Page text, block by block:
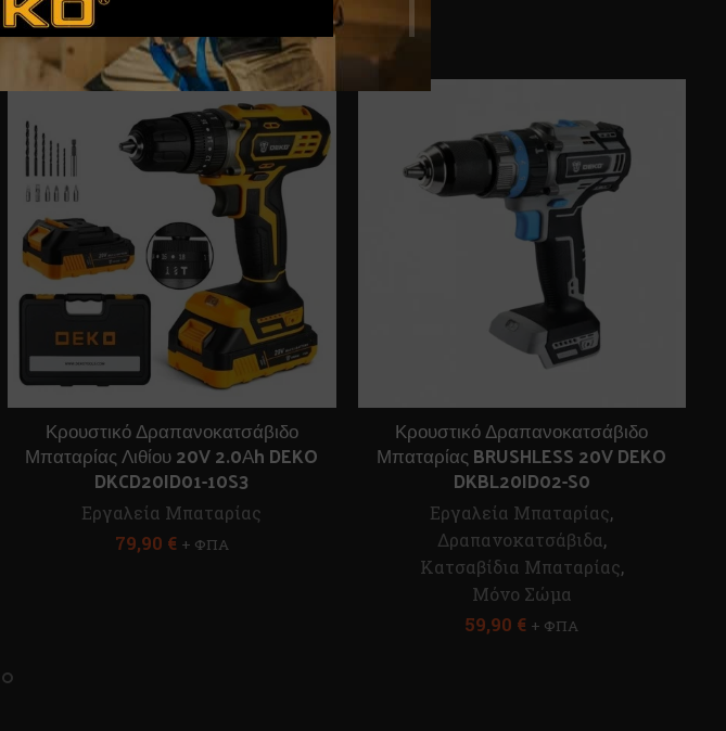
Κρουστικό Δραπανοκατσάβιδο
Μπαταρίας Λιθίου 20V 2.0Αh DEKO
DKCD20ID01-10S3
Εργαλεία Μπαταρίας
79,90 € + ΦΠΑ
Κρουστικό Δραπανοκατσάβιδο
Μπαταρίας BRUSHLESS 20V DEKO
DKBL20ID02-S0
Εργαλεία Μπαταρίας,
Δραπανοκατσάβιδα,
Κατσαβίδια Μπαταρίας,
Μόνο Σώμα
59,90 € + ΦΠΑ